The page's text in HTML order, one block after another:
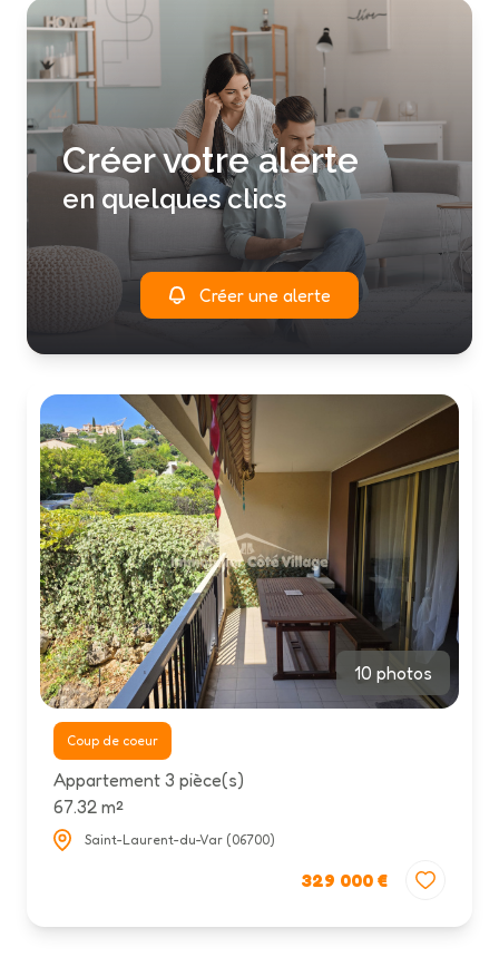
Créer votre alerte
en quelques clics
Créer une alerte
10 photos
Coup de coeur
Appartement 3 pièce(s)
67.32 m²
Saint-Laurent-du-Var (06700)
329 000 €